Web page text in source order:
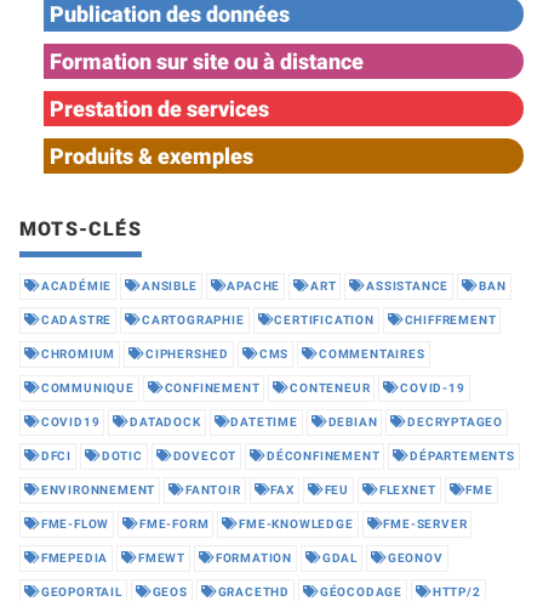
Publication des données
Formation sur site ou à distance
Prestation de services
Produits & exemples
MOTS-CLÉS
ACADÉMIE ANSIBLE APACHE ART ASSISTANCE BAN
CADASTRE CARTOGRAPHIE CERTIFICATION CHIFFREMENT
CHROMIUM CIPHERSHED CMS COMMENTAIRES
COMMUNIQUE CONFINEMENT CONTENEUR COVID-19
COVID19 DATADOCK DATETIME DEBIAN DECRYPTAGEO
DFCI DOTIC DOVECOT DÉCONFINEMENT DÉPARTEMENTS
ENVIRONNEMENT FANTOIR FAX FEU FLEXNET FME
FME-FLOW FME-FORM FME-KNOWLEDGE FME-SERVER
FMEPEDIA FMEWT FORMATION GDAL GEONOV
GEOPORTAIL GEOS GRACETHD GÉOCODAGE HTTP/2